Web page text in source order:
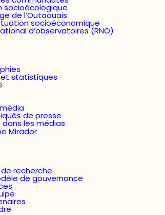
socioécologique
de l’Outaouais
socioéconomique
d’observatoires (RNO)
et statistiques
de presse
dans les médias
recherche
de gouvernance